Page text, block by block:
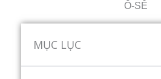
Ô-SÊ
MỤC LỤC